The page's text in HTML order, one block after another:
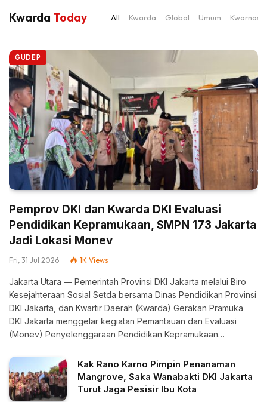
Kwarda Today All Kwarda Global Umum Kwarnas
GUDEP
Pemprov DKI dan Kwarda DKI Evaluasi
Pendidikan Kepramukaan, SMPN 173 Jakarta
Jadi Lokasi Monev
Fri, 31 Jul 2026 1K Views
Jakarta Utara — Pemerintah Provinsi DKI Jakarta melalui Biro
Kesejahteraan Sosial Setda bersama Dinas Pendidikan Provinsi
DKI Jakarta, dan Kwartir Daerah (Kwarda) Gerakan Pramuka
DKI Jakarta menggelar kegiatan Pemantauan dan Evaluasi
(Monev) Penyelenggaraan Pendidikan Kepramukaan…
Kak Rano Karno Pimpin Penanaman
Mangrove, Saka Wanabakti DKI Jakarta
Turut Jaga Pesisir Ibu Kota